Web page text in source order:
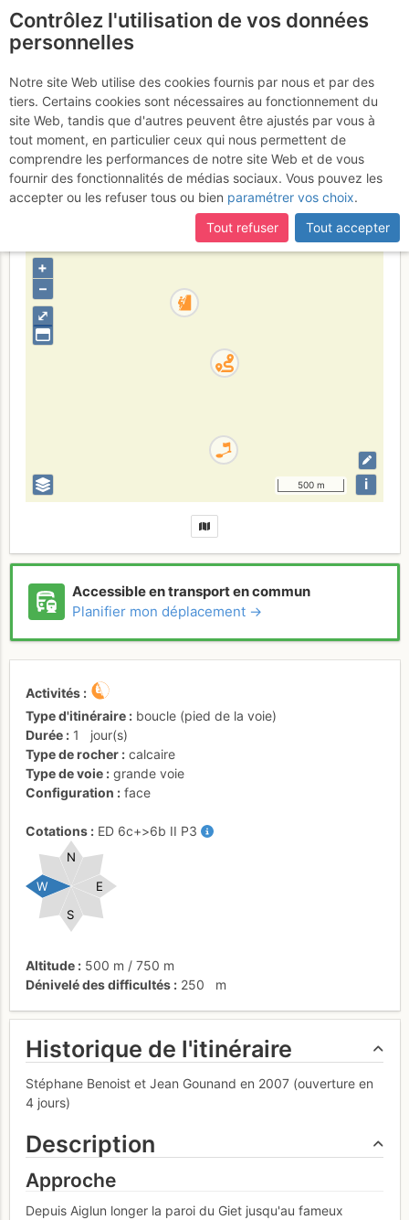
Aiglun - Paroi
Dérobée (Fume blanche) :
Parfums d'Espagne
Pelat - Préalpes de Castellane -
Estérel
⤢
+
–
500 m i
Accessible en transport en commun
Planifier mon déplacement →
Activités
Type d'itinéraire
boucle (pied de la voie)
Durée
1
jour(s)
Type de rocher
calcaire
Type de voie
grande voie
Configuration
face
Cotations ED 6c+>6b II P3
E
W
S
N
Altitude 500 m / 750 m
Dénivelé des difficultés
250 m
Historique de l'itinéraire
Stéphane Benoist et Jean Gounand en 2007 (ouverture en
4 jours)
Description
Approche
Depuis Aiglun longer la paroi du Giet jusqu'au fameux
Contrôlez l'utilisation de vos données
personnelles
Notre site Web utilise des cookies fournis par nous et par des
tiers. Certains cookies sont nécessaires au fonctionnement du
site Web, tandis que d'autres peuvent être ajustés par vous à
tout moment, en particulier ceux qui nous permettent de
comprendre les performances de notre site Web et de vous
fournir des fonctionnalités de médias sociaux. Vous pouvez les
accepter ou les refuser tous ou bien paramétrer vos choix.
Tout refuser
Tout accepter